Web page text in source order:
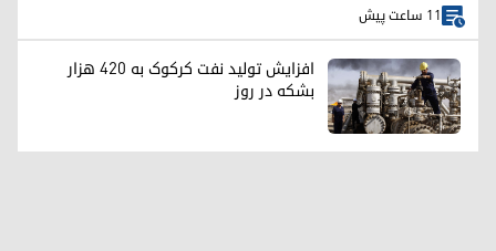
11 ساعت پیش
افزایش تولید نفت کرکوک به ۴۲۰ هزار
بشکه در روز